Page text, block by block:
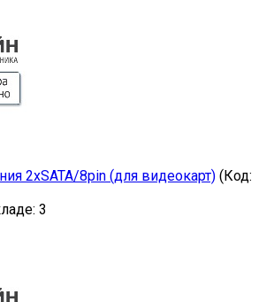
2xSATA/8pin (для видеокарт) (Код:
3